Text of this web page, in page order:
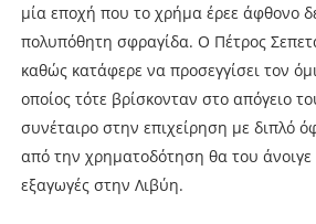
μία εποχή που το χρήμα έρεε άφθονο
πολυπόθητη σφραγίδα. Ο Πέτρος
καθώς κατάφερε να προσεγγίσει τον
οποίος τότε βρίσκονταν στο απόγειο
συνέταιρο στην επιχείρηση με διπλό
από την χρηματοδότηση θα του άνοιγε
εξαγωγές στην Λιβύη.